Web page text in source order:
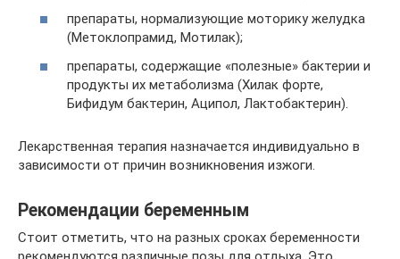
препараты, нормализующие моторику желудка
(Метоклопрамид, Мотилак);
препараты, содержащие «полезные» бактерии и
продукты их метаболизма (Хилак форте,
Бифидум бактерин, Аципол, Лактобактерин).
Лекарственная терапия назначается индивидуально в
зависимости от причин возникновения изжоги.
Рекомендации беременным
Стоит отметить, что на разных сроках беременности